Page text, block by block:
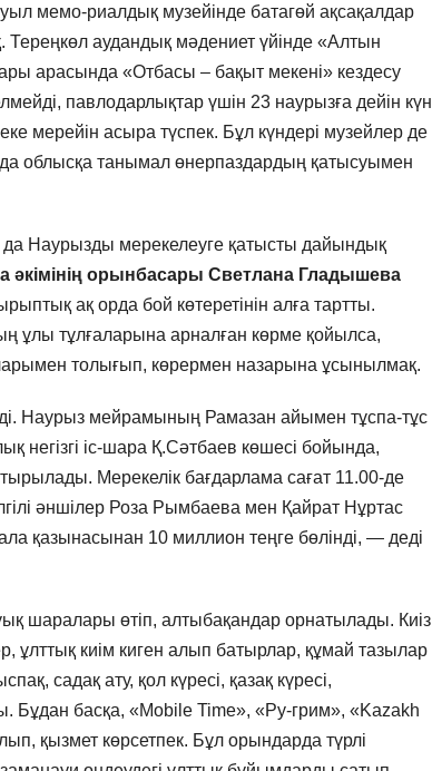
мемо-риалдық музейінде батагөй ақсақалдар
аудандық мәдениет үйінде «Алтын
арасында «Отбасы – бақыт мекені» кездесу
павлодарлықтар үшін 23 наурызға дейін күн
мерейін асыра түспек. Бұл күндері музейлер де
облысқа танымал өнерпаздардың қатысуымен
Наурызды мерекелеуге қатысты дайындық
әкімінің орынбасары Светлана Гладышева
ақ орда бой көтеретінін алға тартты.
ұлы тұлғаларына арналған көрме қойылса,
толығып, көрермен назарына ұсынылмақ.
Наурыз мейрамының Рамазан айымен тұспа-тұс
негізгі іс-шара Қ.Сәтбаев көшесі бойында,
Мерекелік бағдарлама сағат 11.00-де
әншілер Роза Рымбаева мен Қайрат Нұртас
қазынасынан 10 миллион теңге бөлінді, — деді
шаралары өтіп, алтыбақандар орнатылады. Киіз
ұлттық киім киген алып батырлар, құмай тазылар
садақ ату, қол күресі, қазақ күресі,
Бұдан басқа, «Mobile Time», «Ру-грим», «Kazakh
қызмет көрсетпек. Бұл орындарда түрлі